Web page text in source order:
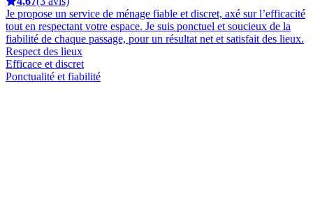
Je propose un service de ménage fiable et discret, axé sur l’efficacité
tout en respectant votre espace. Je suis ponctuel et soucieux de la
fiabilité de chaque passage, pour un résultat net et satisfait des lieux.
Respect des lieux
Efficace et discret
Ponctualité et fiabilité